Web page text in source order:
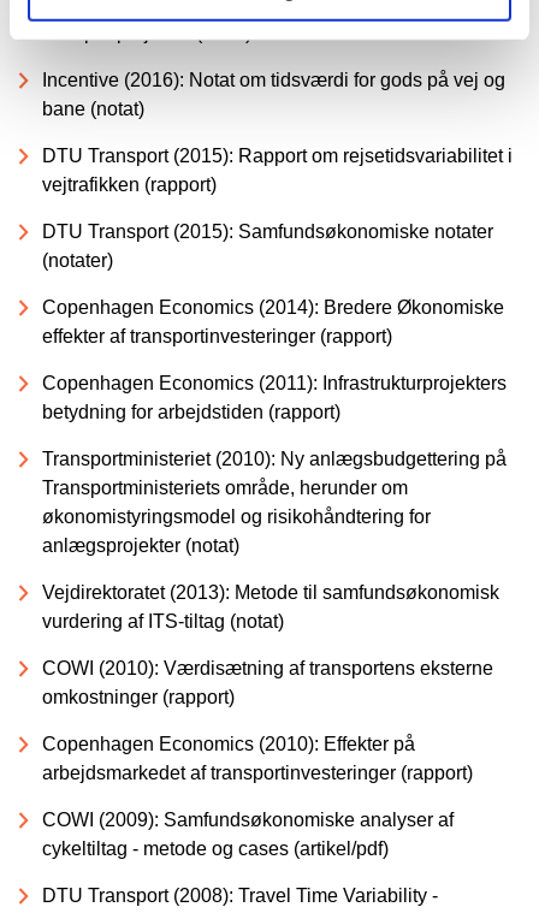
Ex post samfundsøkonomisk analyse af fem
Incentive (2016): Notat om tidsværdi for gods på vej og
bane (notat)
DTU Transport (2015): Rapport om rejsetidsvariabilitet i
vejtrafikken (rapport)
DTU Transport (2015): Samfundsøkonomiske notater
(notater)
Copenhagen Economics (2014): Bredere Økonomiske
effekter af transportinvesteringer (rapport)
Copenhagen Economics (2011): Infrastrukturprojekters
betydning for arbejdstiden (rapport)
Transportministeriet (2010): Ny anlægsbudgettering på
Transportministeriets område, herunder om
økonomistyringsmodel og risikohåndtering for
anlægsprojekter (notat)
Vejdirektoratet (2013): Metode til samfundsøkonomisk
vurdering af ITS-tiltag (notat)
COWI (2010): Værdisætning af transportens eksterne
omkostninger (rapport)
Copenhagen Economics (2010): Effekter på
arbejdsmarkedet af transportinvesteringer (rapport)
COWI (2009): Samfundsøkonomiske analyser af
cykeltiltag - metode og cases (artikel/pdf)
DTU Transport (2008): Travel Time Variability -